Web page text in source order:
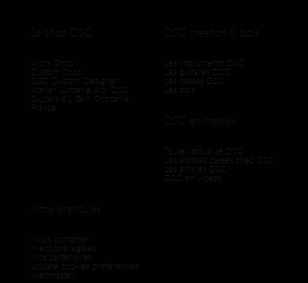
Le shop DSC
Work Shop
Custom Shop
DSC Custom Designer
Atelier Lutherie Albi DSC
Guitars 81 Tarn Occitanie
France
DSC création & bois
Les instruments DSC
Les guitares DSC
Les basses DSC
Les bois
DSC en medias
Toute l'actualité DSC
Les artistes passés chez DSC
Les articles DSC
DSC en vidéos
Infos pratiques
Nous contacter
Mentions légales
Nos partenaires
Update cookies preferences
Webmaster